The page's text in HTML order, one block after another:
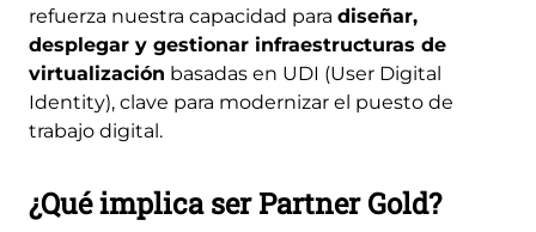
refuerza nuestra capacidad para diseñar,
desplegar y gestionar infraestructuras de
virtualización basadas en UDI (User Digital
Identity), clave para modernizar el puesto de
trabajo digital.
¿Qué implica ser Partner Gold?